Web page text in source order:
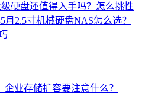
级硬盘还值得入手吗？怎么挑性
月2.5寸机械硬盘NAS怎么选？